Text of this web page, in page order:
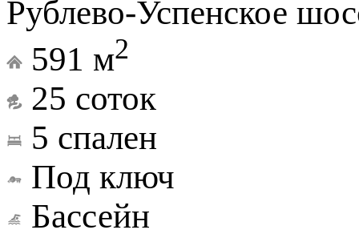
Рублево-Успенское
591 м2
25 соток
5 спален
Под ключ
Бассейн